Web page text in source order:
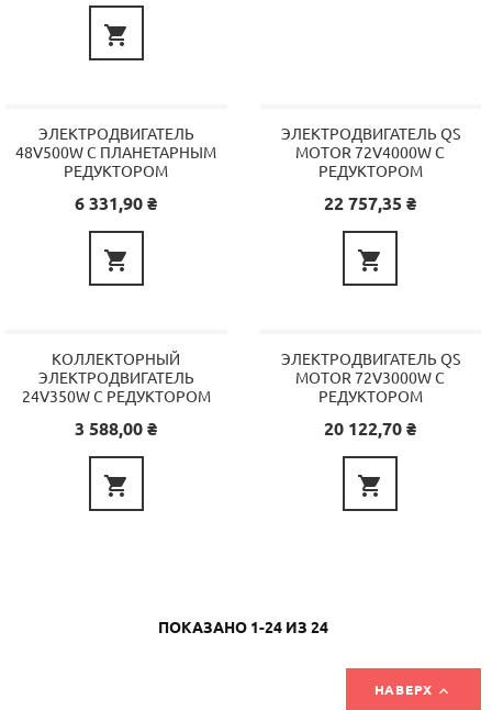

ЭЛЕКТРОДВИГАТЕЛЬ
48V500W С ПЛАНЕТАРНЫМ
РЕДУКТОРОМ
Цена
6 331,90 ₴

ЭЛЕКТРОДВИГАТЕЛЬ QS
MOTOR 72V4000W C
РЕДУКТОРОМ
Цена
22 757,35 ₴

КОЛЛЕКТОРНЫЙ
ЭЛЕКТРОДВИГАТЕЛЬ
24V350W С РЕДУКТОРОМ
Цена
3 588,00 ₴

ЭЛЕКТРОДВИГАТЕЛЬ QS
MOTOR 72V3000W C
РЕДУКТОРОМ
Цена
20 122,70 ₴

ПОКАЗАНО 1-24 ИЗ 24
НАВЕРХ 